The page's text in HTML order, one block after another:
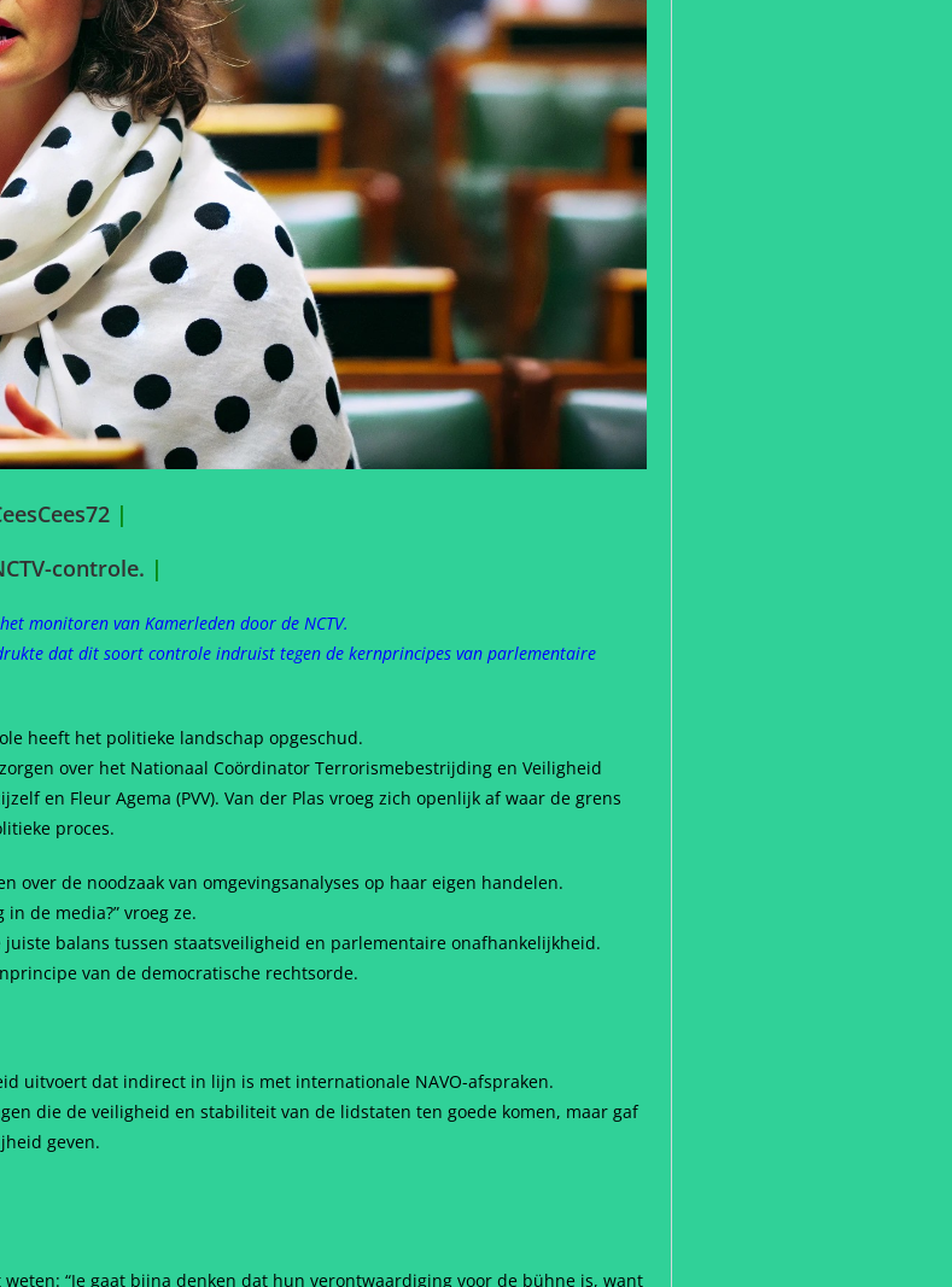
|
controle. |
monitoren van Kamerleden door de NCTV.
dat dit soort controle indruist tegen de kernprincipes van parlementaire
heeft het politieke landschap opgeschud.
over het Nationaal Coördinator Terrorismebestrijding en Veiligheid
en Fleur Agema (PVV). Van der Plas vroeg zich openlijk af waar de grens
proces.
over de noodzaak van omgevingsanalyses op haar eigen handelen.
de media?” vroeg ze.
balans tussen staatsveiligheid en parlementaire onafhankelijkheid.
van de democratische rechtsorde.
uitvoert dat indirect in lijn is met internationale NAVO-afspraken.
die de veiligheid en stabiliteit van de lidstaten ten goede komen, maar gaf
geven.
“Je gaat bijna denken dat hun verontwaardiging voor de bühne is, want